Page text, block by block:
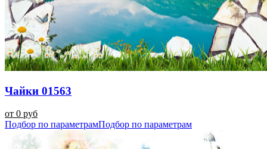
Чайки 01563
от 0 руб
Подбор по параметрамПодбор по параметрам